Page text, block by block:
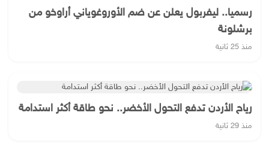
رسميا.. ليفربول يعلن عن ضم الأوروغوياني أراوخو من
برشلونة
منذ 25 ثانية
رياح الأردن تدفع التحول الأخضر.. نحو طاقة أكثر استدامة
منذ 29 ثانية